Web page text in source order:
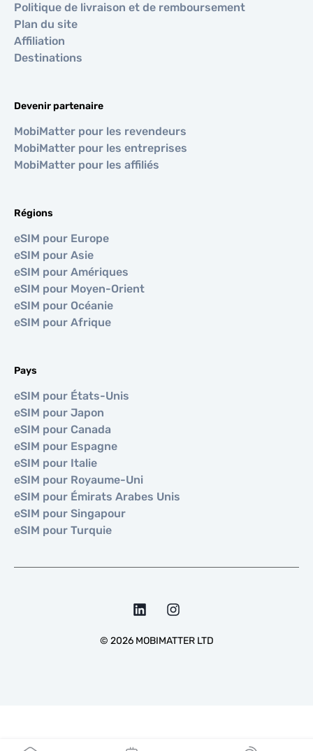
Politique de livraison et de remboursement
Plan du site
Affiliation
Destinations
Devenir partenaire
MobiMatter pour les revendeurs
MobiMatter pour les entreprises
MobiMatter pour les affiliés
Régions
eSIM pour Europe
eSIM pour Asie
eSIM pour Amériques
eSIM pour Moyen-Orient
eSIM pour Océanie
eSIM pour Afrique
Pays
eSIM pour États-Unis
eSIM pour Japon
eSIM pour Canada
eSIM pour Espagne
eSIM pour Italie
eSIM pour Royaume-Uni
eSIM pour Émirats Arabes Unis
eSIM pour Singapour
eSIM pour Turquie
© 2026MOBIMATTER LTD